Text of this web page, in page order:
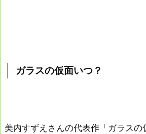
ガラスの仮面いつ？
美内すずえさんの代表作「ガラス